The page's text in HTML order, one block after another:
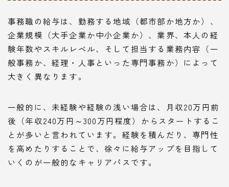
事務職の給与は、勤務する地域（都市部か地方か）、
企業規模（大手企業か中小企業か）、業界、本人の経
験年数やスキルレベル、そして担当する業務内容（一
般事務か、経理・人事といった専門事務か）によって
大きく異なります。
一般的に、未経験や経験の浅い場合は、月収20万円前
後（年収240万円～300万円程度）からスタートするこ
とが多いと言われています。経験を積んだり、専門性
を高めたりすることで、徐々に給与アップを目指して
いくのが一般的なキャリアパスです。